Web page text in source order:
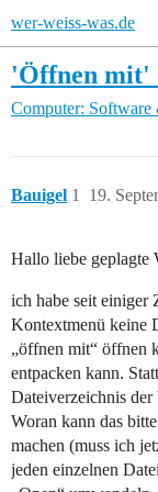
wer-weiss-was.de
'Öffnen mit'
Computer:
Bauigel 19.
1
Hallo liebe geplagte
ich habe seit einiger
Kontextmenü keine
„öffnen mit“ öffnen
entpacken kann.
Dateiverzeichnis
Woran kann das
machen (muss ich
jeden einzelnen